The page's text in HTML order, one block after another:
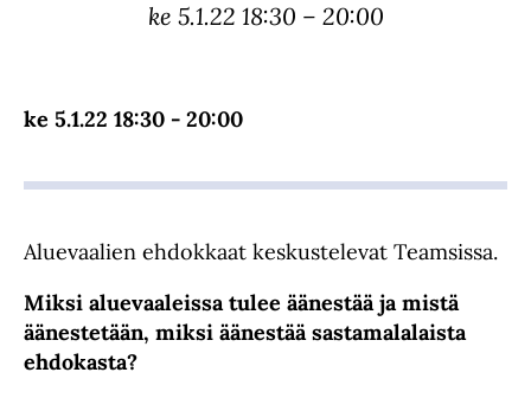
ke 5.1.22 18:30 – 20:00
ke 5.1.22 18:30 - 20:00
Aluevaalien ehdokkaat keskustelevat Teamsissa.
Miksi aluevaaleissa tulee äänestää ja mistä
äänestetään, miksi äänestää sastamalalaista
ehdokasta?